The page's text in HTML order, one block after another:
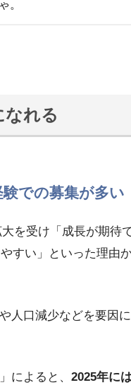
。
なれる
での募集が多い
を受け「成長が期待
すい」といった理由
人口減少などを要因
」によると、 2025年に